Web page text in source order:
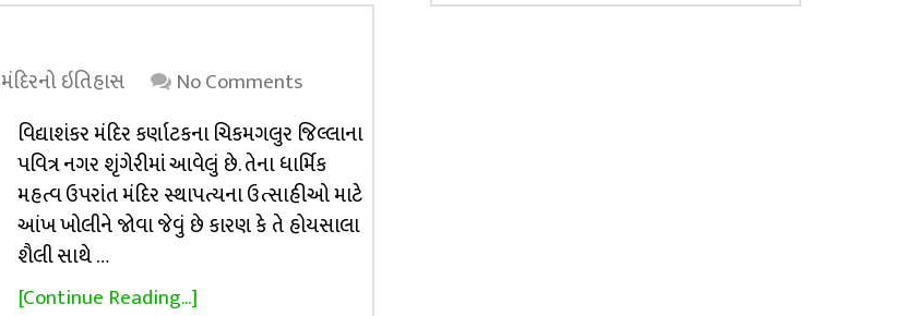
મંદિરનો ઇતિહાસ
No Comments
વિદ્યાશંકર મંદિર કર્ણાટકના ચિકમગલુર જિલ્લાના
પવિત્ર નગર શૃંગેરીમાં આવેલું છે. તેના ધાર્મિક
મહત્વ ઉપરાંત મંદિર સ્થાપત્યના ઉત્સાહીઓ માટે
આંખ ખોલીને જોવા જેવું છે કારણ કે તે હોયસાલા
શૈલી સાથે …
[Continue Reading...]